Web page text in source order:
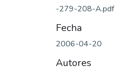
-279-208-A.pdf
Fecha
2006-04-20
Autores